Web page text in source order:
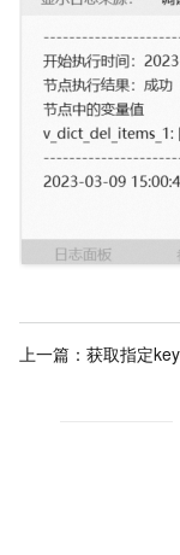
上一篇： 获取指定